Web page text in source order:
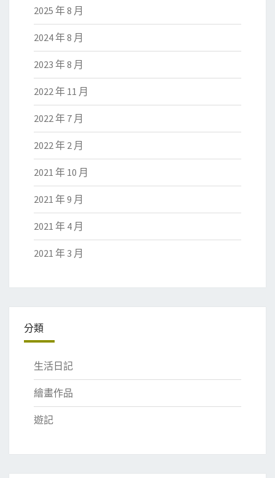
2025 年 8 月
2024 年 8 月
2023 年 8 月
2022 年 11 月
2022 年 7 月
2022 年 2 月
2021 年 10 月
2021 年 9 月
2021 年 4 月
2021 年 3 月
分類
生活日記
繪畫作品
遊記